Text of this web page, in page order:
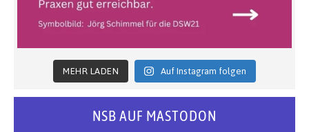
MEHR LADEN Auf Instagram folgen
NSB AUF MASTODON